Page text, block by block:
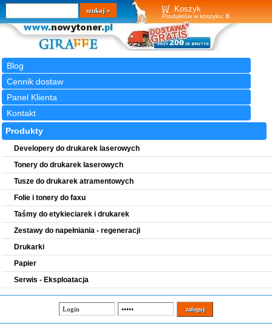
Koszyk
Produktów w koszyku: 0
Blog
Cennik dostaw
Panel Klienta
Kontakt
Wyszukiwarka
szukaj
Produkty
Developery do drukarek laserowych
Tonery do drukarek laserowych
Tusze do drukarek atramentowych
Folie i tonery do faxu
Taśmy do etykieciarek i drukarek
Zestawy do napełniania - regeneracji
Drukarki
Papier
Serwis - Eksploatacja